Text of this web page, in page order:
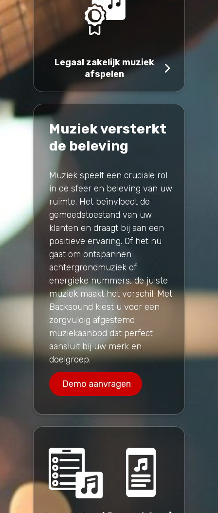
Legaal zakelijk muziek
afspelen
Muziek versterkt
de beleving
Muziek speelt een cruciale rol
in de sfeer en beleving van uw
ruimte. Het beïnvloedt de
gemoedstoestand van uw
klanten en draagt bij aan een
positieve ervaring. Of het nu
gaat om ontspannen
achtergrondmuziek of
energieke nummers, de juiste
muziek maakt het verschil. Met
Backsound kiest u voor een
zorgvuldig afgestemd
muziekaanbod dat perfect
aansluit bij uw merk en
doelgroep.
Demo aanvragen